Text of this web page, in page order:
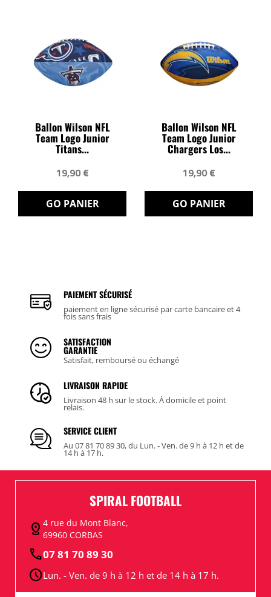
Ballon Wilson NFL
Team Logo Junior
Titans...
19,90 €
GO PANIER
Ballon Wilson NFL
Team Logo Junior
Chargers Los...
19,90 €
GO PANIER
PAIEMENT SÉCURISÉ
paiement en ligne sécurisé par carte bancaire et 4
fois sans frais
SATISFACTION
GARANTIE
Satisfait, remboursé ou échangé
LIVRAISON RAPIDE
Livraison 48 h sur le stock. À domicile et point
relais.
SERVICE CLIENT
Au 07 81 70 89 30, du Lun. - Ven. de 9 h à 12 h et de
14 h à 17 h.
SPIRAL FOOTBALL
distance 4 rue du Mont Blanc,
69960 CORBAS
call07 81 70 89 30
scheduleLun. - Ven. de 9 h à 12 h et de 14 h à 17 h.